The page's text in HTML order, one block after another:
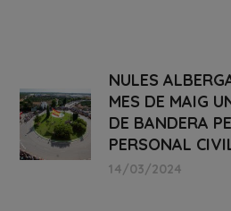
NULES
MES DE MAIG
DE BANDERA
PERSONAL
14/03/2024